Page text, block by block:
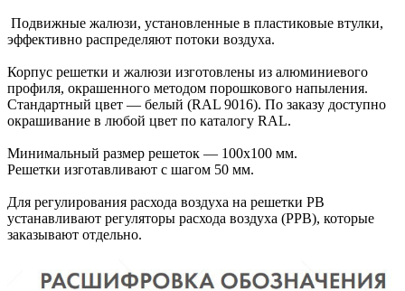
Подвижные жалюзи, установленные в пластиковые втулки,
эффективно распределяют потоки воздуха.
Корпус решетки и жалюзи изготовлены из алюминиевого
профиля, окрашенного методом порошкового напыления.
Стандартный цвет — белый (RAL 9016). По заказу доступно
окрашивание в любой цвет по каталогу RAL.
Минимальный размер решеток — 100х100 мм.
Решетки изготавливают с шагом 50 мм.
Для регулирования расхода воздуха на решетки РВ
устанавливают регуляторы расхода воздуха (РРВ), которые
заказывают отдельно.